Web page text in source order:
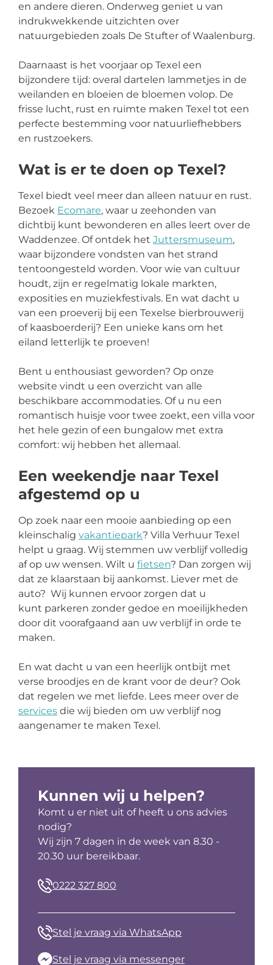
en andere dieren. Onderweg geniet u van
indrukwekkende uitzichten over
natuurgebieden zoals De Stufter of Waalenburg.
Daarnaast is het voorjaar op Texel een
bijzondere tijd: overal dartelen lammetjes in de
weilanden en bloeien de bloemen volop. De
frisse lucht, rust en ruimte maken Texel tot een
perfecte bestemming voor natuurliefhebbers
en rustzoekers.
Wat is er te doen op Texel?
Texel biedt veel meer dan alleen natuur en rust.
Bezoek Ecomare, waar u zeehonden van
dichtbij kunt bewonderen en alles leert over de
Waddenzee. Of ontdek het Juttersmuseum,
waar bijzondere vondsten van het strand
tentoongesteld worden. Voor wie van cultuur
houdt, zijn er regelmatig lokale markten,
exposities en muziekfestivals. En wat dacht u
van een proeverij bij een Texelse bierbrouwerij
of kaasboerderij? Een unieke kans om het
eiland letterlijk te proeven!
Bent u enthousiast geworden? Op onze
website vindt u een overzicht van alle
beschikbare accommodaties. Of u nu een
romantisch huisje voor twee zoekt, een villa voor
het hele gezin of een bungalow met extra
comfort: wij hebben het allemaal.
Een weekendje naar Texel
afgestemd op u
Op zoek naar een mooie aanbieding op een
kleinschalig vakantiepark? Villa Verhuur Texel
helpt u graag. Wij stemmen uw verblijf volledig
af op uw wensen. Wilt u fietsen? Dan zorgen wij
dat ze klaarstaan bij aankomst. Liever met de
auto? Wij kunnen ervoor zorgen dat u
kunt parkeren zonder gedoe en moeilijkheden
door dit voorafgaand aan uw verblijf in orde te
maken.
En wat dacht u van een heerlijk ontbijt met
verse broodjes en de krant voor de deur? Ook
dat regelen we met liefde. Lees meer over de
services die wij bieden om uw verblijf nog
aangenamer te maken Texel.
Kunnen wij u helpen?
Komt u er niet uit of heeft u ons advies
nodig?
Wij zijn 7 dagen in de week van 8.30 -
20.30 uur bereikbaar.
0222 327 800
Stel je vraag via WhatsApp
Stel je vraag via messenger